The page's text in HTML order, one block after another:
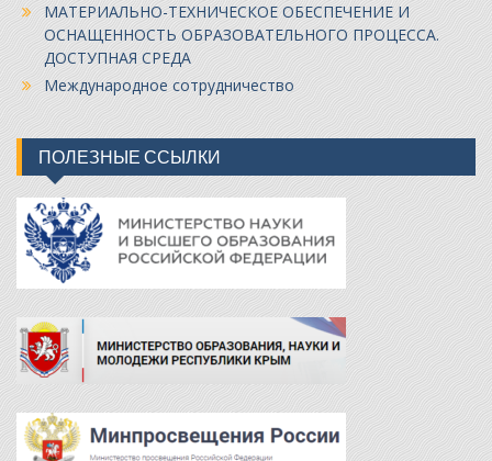
МАТЕРИАЛЬНО-ТЕХНИЧЕСКОЕ ОБЕСПЕЧЕНИЕ И
ОСНАЩЕННОСТЬ ОБРАЗОВАТЕЛЬНОГО ПРОЦЕССА.
ДОСТУПНАЯ СРЕДА
Международное сотрудничество
ПОЛЕЗНЫЕ ССЫЛКИ